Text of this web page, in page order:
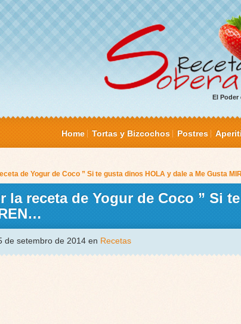
El Poder
Home Tortas y Bizcochos Postres
de Yogur de Coco ” Si te gusta dinos HOLA y dale a Me Gusta
la receta de Yogur de Coco ” Si
de setembro de 2014 en Recetas